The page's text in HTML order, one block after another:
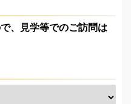
、見学等でのご訪問は